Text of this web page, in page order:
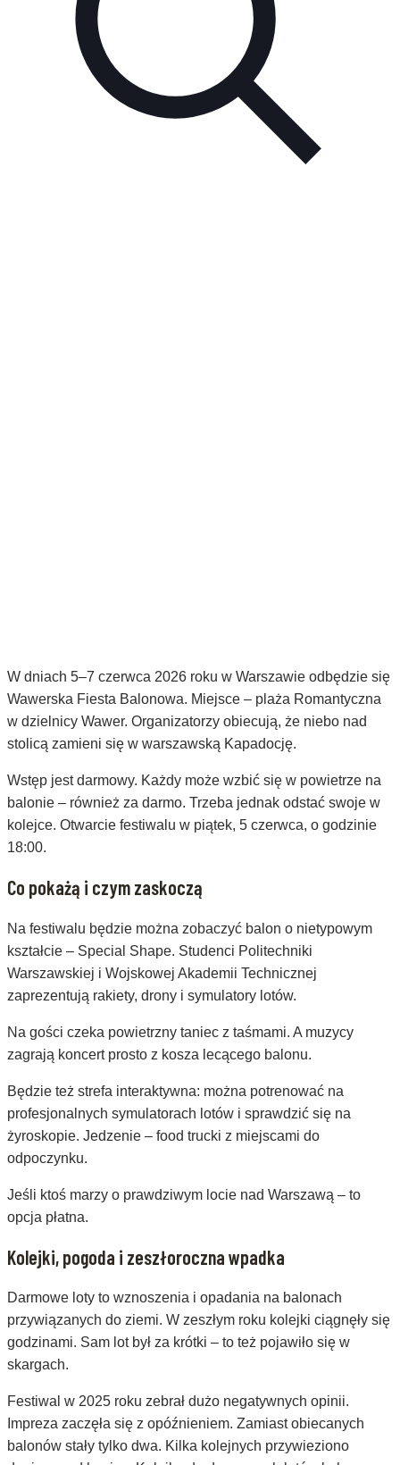
W dniach 5–7 czerwca 2026 roku w Warszawie odbędzie się
Wawerska Fiesta Balonowa. Miejsce – plaża Romantyczna
w dzielnicy Wawer. Organizatorzy obiecują, że niebo nad
stolicą zamieni się w warszawską Kapadocję.
Wstęp jest darmowy. Każdy może wzbić się w powietrze na
balonie – również za darmo. Trzeba jednak odstać swoje w
kolejce. Otwarcie festiwalu w piątek, 5 czerwca, o godzinie
18:00.
Co pokażą i czym zaskoczą
Na festiwalu będzie można zobaczyć balon o nietypowym
kształcie – Special Shape. Studenci Politechniki
Warszawskiej i Wojskowej Akademii Technicznej
zaprezentują rakiety, drony i symulatory lotów.
Na gości czeka powietrzny taniec z taśmami. A muzycy
zagrają koncert prosto z kosza lecącego balonu.
Będzie też strefa interaktywna: można potrenować na
profesjonalnych symulatorach lotów i sprawdzić się na
żyroskopie. Jedzenie – food trucki z miejscami do
odpoczynku.
Jeśli ktoś marzy o prawdziwym locie nad Warszawą – to
opcja płatna.
Kolejki, pogoda i zeszłoroczna wpadka
Darmowe loty to wznoszenia i opadania na balonach
przywiązanych do ziemi. W zeszłym roku kolejki ciągnęły się
godzinami. Sam lot był za krótki – to też pojawiło się w
skargach.
Festiwal w 2025 roku zebrał dużo negatywnych opinii.
Impreza zaczęła się z opóźnieniem. Zamiast obiecanych
balonów stały tylko dwa. Kilka kolejnych przywieziono